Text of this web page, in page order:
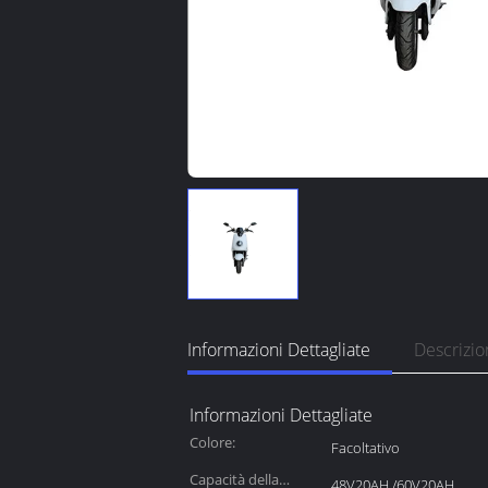
Informazioni Dettagliate
Informazioni Dettagliate
Colore: Facoltativo
Capacità della